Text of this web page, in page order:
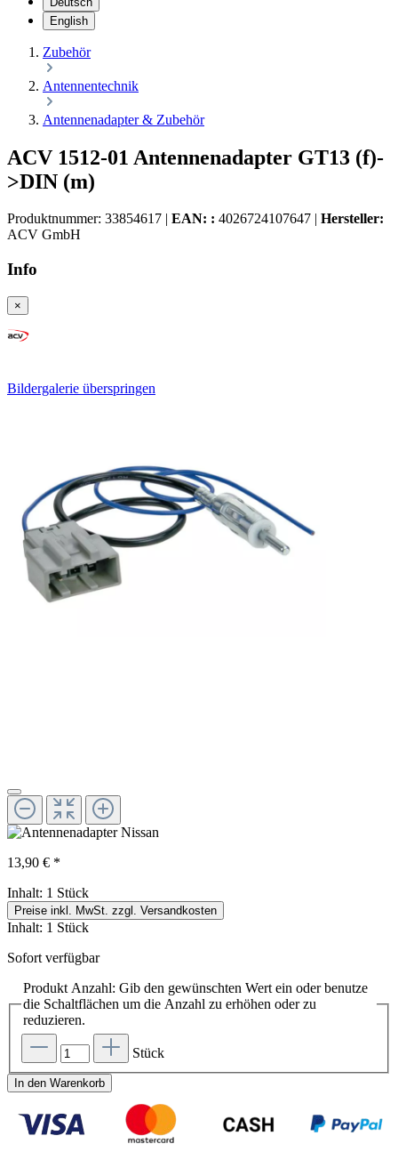
English
Zubehör
Antennentechnik
Antennenadapter & Zubehör
ACV 1512-01 Antennenadapter GT13 (f)-
>DIN (m)
Produktnummer: 33854617 EAN: : 4026724107647
Hersteller:
ACV GmbH
Info
×
Bildergalerie überspringen
13,90 € *
Inhalt: 1 Stück
Preise inkl. MwSt. zzgl. Versandkosten
Inhalt: 1 Stück
Sofort verfügbar
Produkt Anzahl: Gib den gewünschten Wert ein oder benutze
die Schaltflächen um die Anzahl zu erhöhen oder zu
reduzieren.
Stück
In den Warenkorb